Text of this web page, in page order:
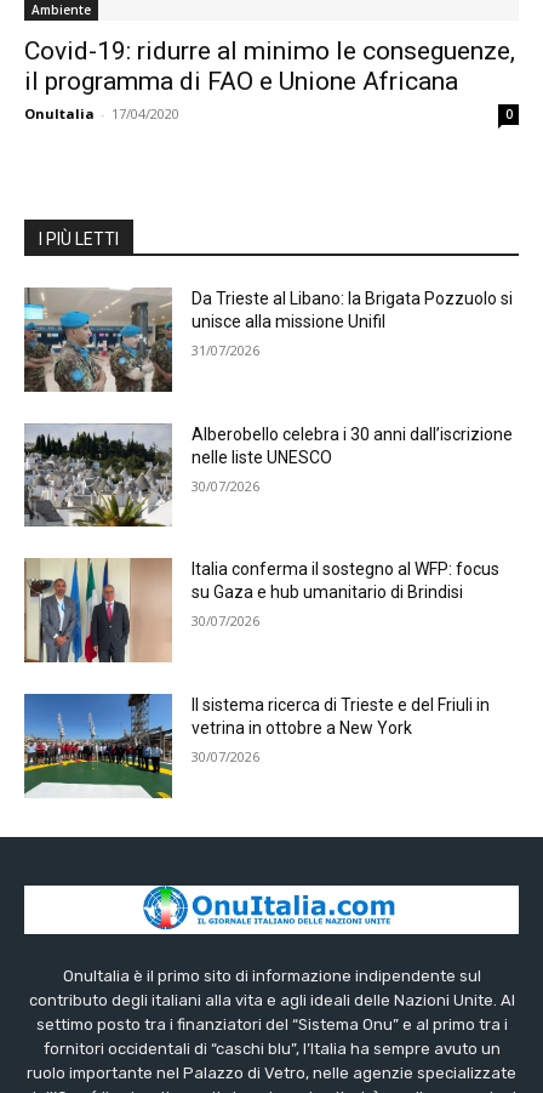
Ambiente
Covid-19: ridurre al minimo le conseguenze,
il programma di FAO e Unione Africana
OnuItalia - 17/04/2020 0
I PIÙ LETTI
Da Trieste al Libano: la Brigata Pozzuolo si
unisce alla missione Unifil
31/07/2026
Alberobello celebra i 30 anni dall’iscrizione
nelle liste UNESCO
30/07/2026
Italia conferma il sostegno al WFP: focus
su Gaza e hub umanitario di Brindisi
30/07/2026
Il sistema ricerca di Trieste e del Friuli in
vetrina in ottobre a New York
30/07/2026
OnuItalia è il primo sito di informazione indipendente sul
contributo degli italiani alla vita e agli ideali delle Nazioni Unite. Al
settimo posto tra i finanziatori del “Sistema Onu” e al primo tra i
fornitori occidentali di “caschi blu”, l’Italia ha sempre avuto un
ruolo importante nel Palazzo di Vetro, nelle agenzie specializzate